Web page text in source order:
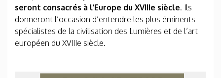
seront consacrés à l’Europe du XVIIIe siècle. Ils
donneront l’occasion d’entendre les plus éminents
spécialistes de la civilisation des Lumières et de l’art
européen du XVIIIe siècle.